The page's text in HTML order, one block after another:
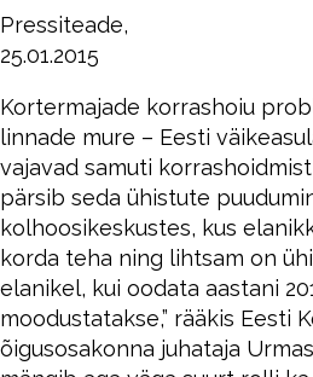
Pressiteade,
25.01.2015
Kortermajade korrashoiu
linnade mure – Eesti
vajavad samuti
pärsib seda ühistute
kolhoosikeskustes, kus
korda teha ning lihtsam on
elanikel, kui oodata aastani
moodustatakse,” rääkis Eesti
õigusosakonna juhataja